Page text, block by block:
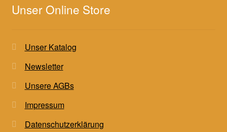
Unser Online Store
Unser Katalog
Newsletter
Unsere AGBs
Impressum
Datenschutzerklärung